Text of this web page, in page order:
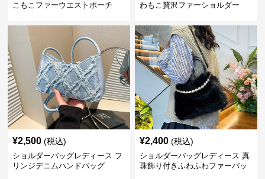
こもこファーウエストポーチ
わもこ贅沢ファーショルダー
¥2,500 (税込)
ショルダーバッグレディース フ
リンジデニムハンドバッグ
¥2,400 (税込)
ショルダーバッグレディース 真
珠飾り付きふわふわファーバッ